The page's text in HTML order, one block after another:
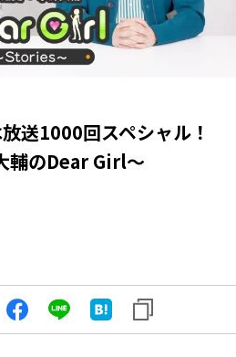
送1000回スペシャル！
輔のDear Girl〜